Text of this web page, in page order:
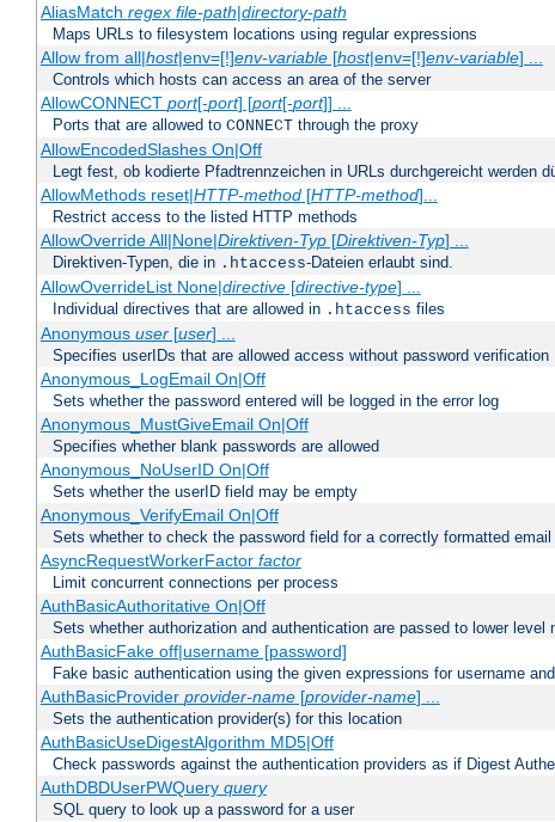
AliasMatch regex file-path|directory-path
Maps URLs to filesystem locations using regular expressions
Allow from all|host|env=[!]env-variable[host|env=[!]env-variable] ...
Controls which hosts can access an area of the server
AllowCONNECT port[-port] [port[-port]] ...
Ports that are allowed to CONNECT through the proxy
AllowEncodedSlashes On|Off
Legt fest, ob kodierte Pfadtrennzeichen in URLs durchgereicht werden
AllowMethods reset|HTTP-method[HTTP-method]...
Restrict access to the listed HTTP methods
AllowOverride All|None|Direktiven-Typ[Direktiven-Typ] ...
Direktiven-Typen, die in .htaccess-Dateien erlaubt sind.
AllowOverrideList None|directive[directive-type] ...
Individual directives that are allowed in .htaccess files
Anonymous user[user] ...
Specifies userIDs that are allowed access without password verification
Anonymous_LogEmail On|Off
Sets whether the password entered will be logged in the error log
Anonymous_MustGiveEmail On|Off
Specifies whether blank passwords are allowed
Anonymous_NoUserID On|Off
Sets whether the userID field may be empty
Anonymous_VerifyEmail On|Off
Sets whether to check the password field for a correctly formatted email
AsyncRequestWorkerFactor factor
Limit concurrent connections per process
AuthBasicAuthoritative On|Off
Sets whether authorization and authentication are passed to lower level
AuthBasicFake off|username [password]
Fake basic authentication using the given expressions for username
AuthBasicProvider provider-name[provider-name] ...
Sets the authentication provider(s) for this location
AuthBasicUseDigestAlgorithm MD5|Off
Check passwords against the authentication providers as if Digest
AuthDBDUserPWQuery query
SQL query to look up a password for a user